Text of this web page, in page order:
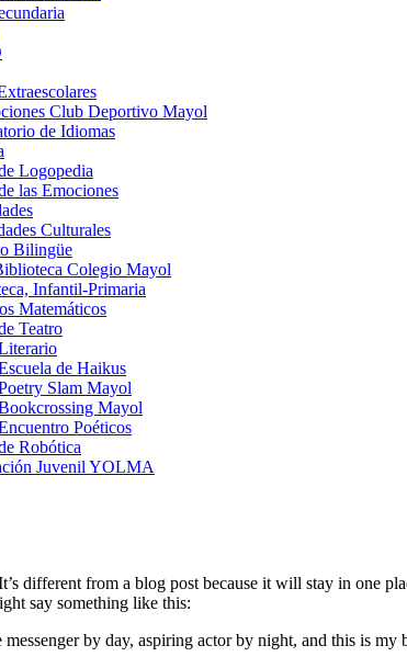
Club Deportivo Mayol
de Idiomas
Logopedia
las Emociones
Culturales
Bilingüe
Colegio Mayol
Infantil-Primaria
Matemáticos
Teatro
de Haikus
Slam Mayol
Mayol
Poéticos
Robótica
Juvenil YOLMA
different from a blog post because it will stay in one
say something like this:
by day, aspiring actor by night, and this is